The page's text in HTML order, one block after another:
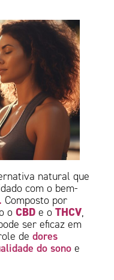
natural que
com o bem-
. Composto por
oCBD e oTHCV,
ser eficaz em
dedores
do sono e